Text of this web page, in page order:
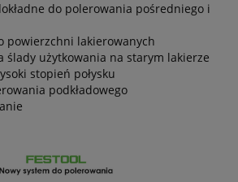
do polerowania pośredniego i
powierzchni lakierowanych
ślady użytkowania na starym lakierze
stopień połysku
podkładowego